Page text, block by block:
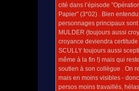
cité dans l’épisode
Papier” (3*02) . Bien
personnages principaux
MULDER (toujours aussi
croyance deviendra
SCULLY toujours aussi
même à la fin !) mais qui
soutien à son collègue . On
mais en moins visibles -
persos moins travaillés,